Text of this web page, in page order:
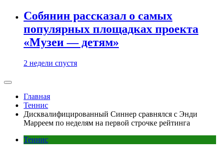
Собянин рассказал о самых
популярных площадках проекта
«Музеи — детям»
2 недели спустя
Главная
Теннис
Дисквалифицированный Синнер сравнялся с Энди
Марреем по неделям на первой строчке рейтинга
Теннис